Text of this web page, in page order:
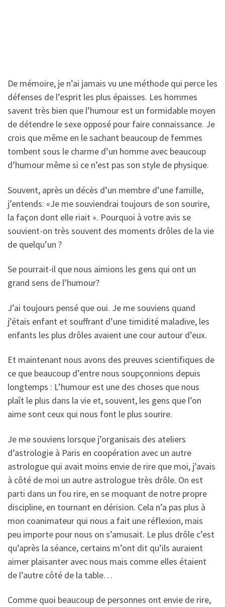
De mémoire, je n’ai jamais vu une méthode qui perce les
défenses de l’esprit les plus épaisses. Les hommes
savent très bien que l’humour est un formidable moyen
de détendre le sexe opposé pour faire connaissance. Je
crois que même en le sachant beaucoup de femmes
tombent sous le charme d’un homme avec beaucoup
d’humour même si ce n’est pas son style de physique.
Souvent, après un décès d’un membre d’une famille,
j’entends: «Je me souviendrai toujours de son sourire,
la façon dont elle riait ». Pourquoi à votre avis se
souvient-on très souvent des moments drôles de la vie
de quelqu’un ?
Se pourrait-il que nous aimions les gens qui ont un
grand sens de l’humour?
J’ai toujours pensé que oui. Je me souviens quand
j’étais enfant et souffrant d’une timidité maladive, les
enfants les plus drôles avaient une cour autour d’eux.
Et maintenant nous avons des preuves scientifiques de
ce que beaucoup d’entre nous soupçonnions depuis
longtemps : L’humour est une des choses que nous
plaît le plus dans la vie et, souvent, les gens que l’on
aime sont ceux qui nous font le plus sourire.
Je me souviens lorsque j’organisais des ateliers
d’astrologie à Paris en coopération avec un autre
astrologue qui avait moins envie de rire que moi, j’avais
à côté de moi un autre astrologue très drôle. On est
parti dans un fou rire, en se moquant de notre propre
discipline, en tournant en dérision. Cela n’a pas plus à
mon coanimateur qui nous a fait une réflexion, mais
peu importe pour nous on s’amusait. Le plus drôle c’est
qu’après la séance, certains m’ont dit qu’ils auraient
aimer plaisanter avec nous mais comme elles étaient
de l’autre côté de la table…
Comme quoi beaucoup de personnes ont envie de rire,